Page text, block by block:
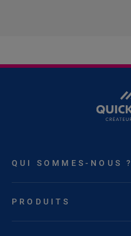
QUI SOMMES-NOUS ?
PRODUITS